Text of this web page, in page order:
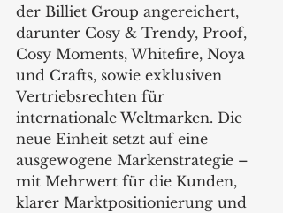
der Billiet Group angereichert,
darunter Cosy & Trendy, Proof,
Cosy Moments, Whitefire, Noya
und Crafts, sowie exklusiven
Vertriebsrechten für
internationale Weltmarken. Die
neue Einheit setzt auf eine
ausgewogene Markenstrategie –
mit Mehrwert für die Kunden,
klarer Marktpositionierung und